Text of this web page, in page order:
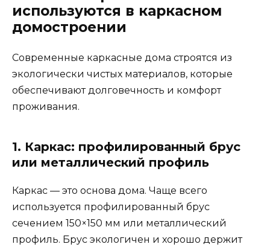
используются в каркасном
домостроении
Современные каркасные дома строятся из
экологически чистых материалов, которые
обеспечивают долговечность и комфорт
проживания.
1. Каркас: профилированный брус
или металлический профиль
Каркас — это основа дома. Чаще всего
используется профилированный брус
сечением 150×150 мм или металлический
профиль. Брус экологичен и хорошо держит